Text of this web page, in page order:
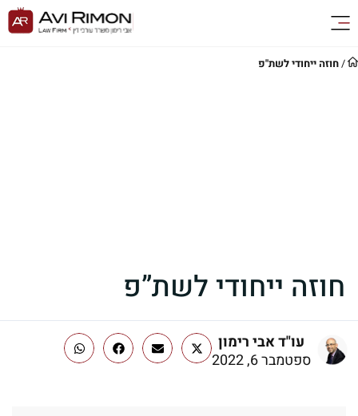
/חוזה ייחודי לשת"פ
חוזה ייחודי לשת”פ
עו"ד אבי רימון
ספטמבר 6, 2022